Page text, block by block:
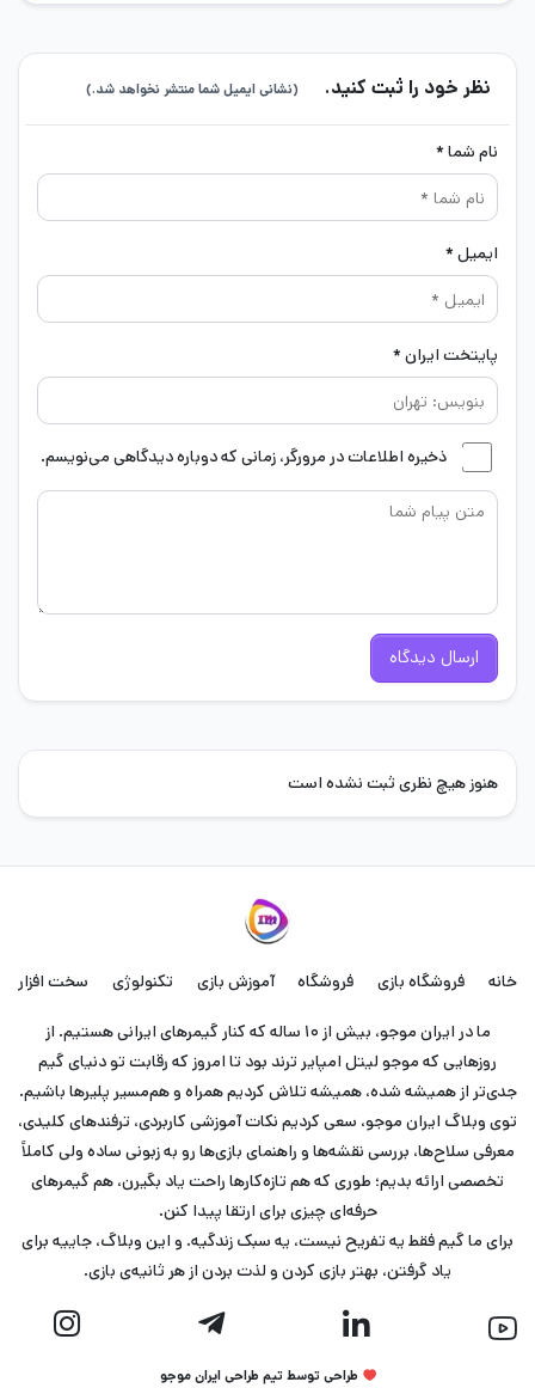
نظر خود را ثبت کنید. (نشانی ایمیل شما منتشر نخواهد شد.)
نام شما *
ایمیل *
پایتخت ایران *
ذخیره اطلاعات در مرورگر، زمانی که دوباره دیدگاهی می‌نویسم.
ارسال دیدگاه
هنوز هیچ نظری ثبت نشده است
خانه فروشگاه بازی فروشگاه آموزش بازی تکنولوژی سخت افزار
ما در ایران موجو، بیش از ۱۰ ساله که کنار گیمرهای ایرانی هستیم. از
روزهایی که موجو لیتل امپایر ترند بود تا امروز که رقابت تو دنیای گیم
جدی‌تر از همیشه شده، همیشه تلاش کردیم همراه و هم‌مسیر پلیرها باشیم.
توی وبلاگ ایران موجو، سعی کردیم نکات آموزشی کاربردی، ترفندهای کلیدی،
معرفی سلاح‌ها، بررسی نقشه‌ها و راهنمای بازی‌ها رو به زبونی ساده ولی کاملاً
تخصصی ارائه بدیم؛ طوری که هم تازه‌کارها راحت یاد بگیرن، هم گیمرهای
حرفه‌ای چیزی برای ارتقا پیدا کنن.
برای ما گیم فقط یه تفریح نیست، یه سبک زندگیه. و این وبلاگ، جاییه برای
یاد گرفتن، بهتر بازی کردن و لذت بردن از هر ثانیه‌ی بازی.
طراحی توسط تیم طراحی ایران موجو